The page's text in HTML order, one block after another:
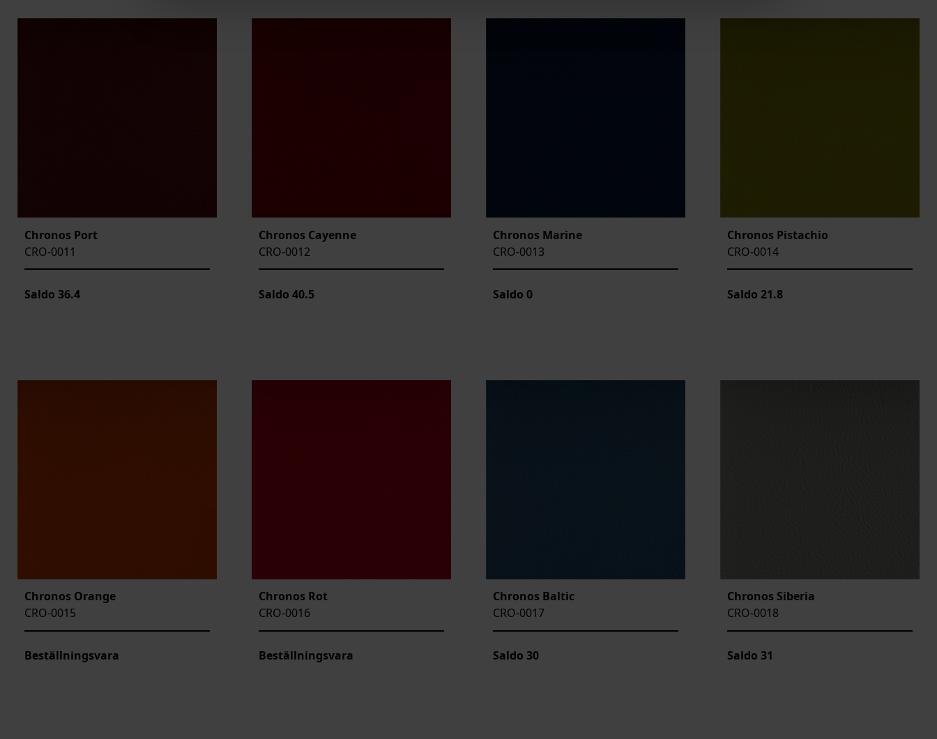
Chronos Port
CRO-0011
Saldo 36.4
Chronos Cayenne
CRO-0012
Saldo 40.5
Chronos Marine
CRO-0013
Saldo 0
Chronos Pistachio
CRO-0014
Saldo 21.8
Chronos Orange
CRO-0015
Beställningsvara
Chronos Rot
CRO-0016
Beställningsvara
Chronos Baltic
CRO-0017
Saldo 30
Chronos Siberia
CRO-0018
Saldo 31